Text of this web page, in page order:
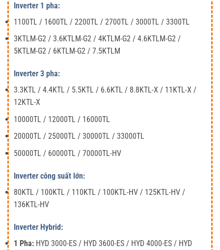
Inverter 1 pha:
1100TL / 1600TL / 2200TL / 2700TL / 3000TL / 3300TL
3KTLM-G2 / 3.6KTLM-G2 / 4KTLM-G2 / 4.6KTLM-G2 /
5KTLM-G2 / 6KTLM-G2 / 7.5KTLM
Inverter 3 pha:
3.3KTL / 4.4KTL / 5.5KTL / 6.6KTL / 8.8KTL-X / 11KTL-X /
12KTL-X
10000TL / 12000TL / 16000TL
20000TL / 25000TL / 30000TL / 33000TL
50000TL / 60000TL / 70000TL-HV
Inverter công suất lớn:
80KTL / 100KTL / 110KTL / 100KTL-HV / 125KTL-HV /
136KTL-HV
Inverter Hybrid:
1 Pha: HYD 3000-ES / HYD 3600-ES / HYD 4000-ES / HYD